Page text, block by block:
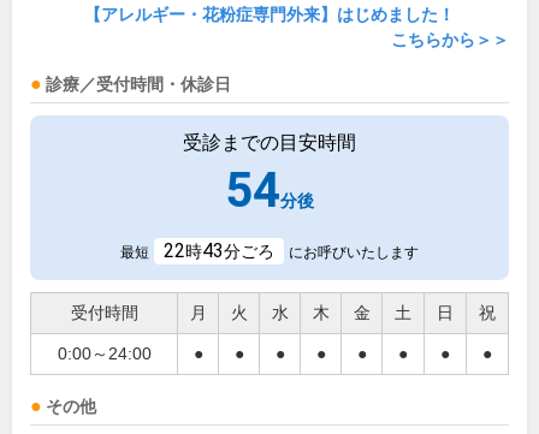
【アレルギー・花粉症専門外来】はじめました！
こちらから＞＞
診療／受付時間・休診日
受診までの目安時間
54分後
最短 22時43分ごろ にお呼びいたします
受付時間 月 火 水 木 金 土 日 祝
0:00～24:00 ● ● ● ● ● ● ● ●
その他